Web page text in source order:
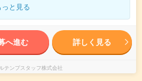
っと見る
へ進む 詳しく見る
テンプスタッフ株式会社